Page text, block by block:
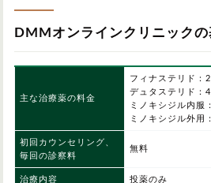
DMMオンラインクリニックの
主な治療薬の料金
フィナステリド：
デュタステリド：
ミノキシジル内服
ミノキシジル外用
初回カウンセリング、
毎回の診察料
無料
治療内容 投薬のみ